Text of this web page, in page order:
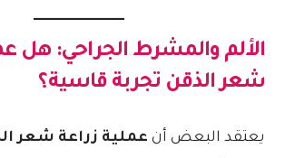
الألم والمشرط الجراحي: هل
شعر الذقن تجربة قاسية؟
يعتقد البعض أن عملية زراعة شعر